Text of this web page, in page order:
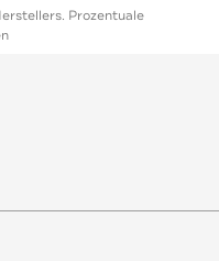
Prozentuale